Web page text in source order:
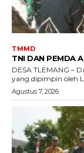
TMMD
TNI DAN PEMDA
DESA TLEMANG –
yang dipimpin oleh
Agustus 7, 2026